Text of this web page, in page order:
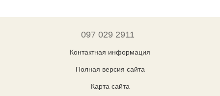
097 029 2911
Контактная информация
Полная версия сайта
Карта сайта